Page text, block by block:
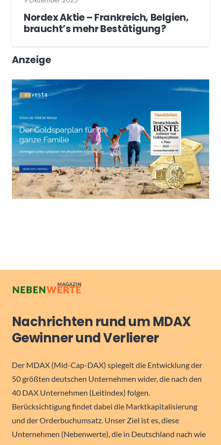
Nordex Aktie – Frankreich, Belgien,
braucht’s mehr Bestätigung?
Anzeige
Nachrichten rund um MDAX
Gewinner und Verlierer
Der MDAX (Mid-Cap-DAX) spiegelt die Entwicklung der
50 größten deutschen Unternehmen wider, die nach den
40 DAX Unternehmen (Leitindex) folgen.
Berücksichtigung findet dabei die Marktkapitalisierung
und der Orderbuchumsatz. Unser Ziel ist es, diese
Unternehmen (Nebenwerte), die in Deutschland nach wie